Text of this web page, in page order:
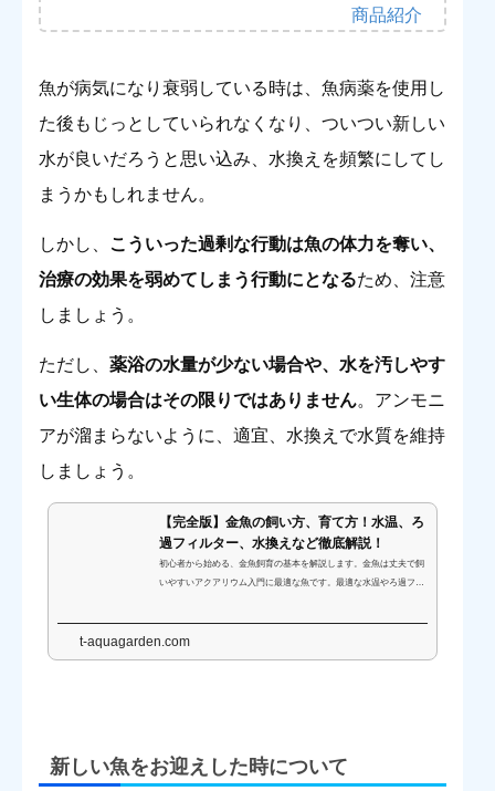
魚が病気になり衰弱している時は、魚病薬を使用し
た後もじっとしていられなくなり、ついつい新しい
水が良いだろうと思い込み、水換えを頻繁にしてし
まうかもしれません。
しかし、
こういった過剰な行動は魚の体力を奪い、
治療の効果を弱めてしまう行動にとなるため、注意
しましょう。
ただし、 薬浴の水量が少ない場合や、水を汚しやす
い生体の場合はその限りではありません。アンモニ
アが溜まらないように、適宜、水換えで水質を維持
しましょう。
【完全版】金魚の飼い方、育て方！水温、ろ
過フィルター、水換えなど徹底解説！
初心者から始める、金魚飼育の基本を解説します。金魚は丈夫で飼
いやすいアクアリウム入門に最適な魚です。最適な水温やろ過フィ
t-aquagarden.com
新しい魚をお迎えした時について